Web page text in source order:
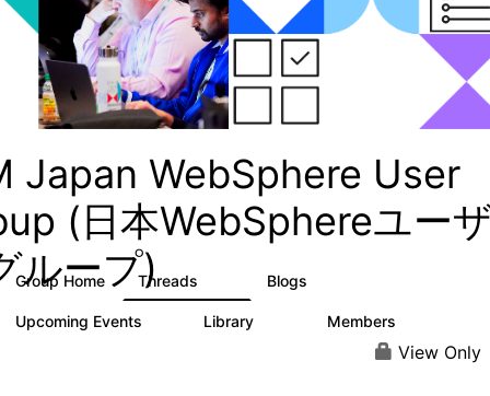
Japan WebSphere User
(日本WebSphereユー
ループ)
Group Home Threads Blogs
Upcoming Events Library Members
View Only